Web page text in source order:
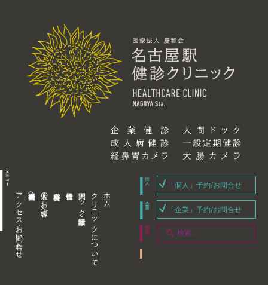
アクセス・お問い合わせ 企業内担当者様へ 個人のお客様へ 人間ドック・健康診断 クリニックについて ホーム
「個人」予約/お問合せ
「企業」予約/お問合せ